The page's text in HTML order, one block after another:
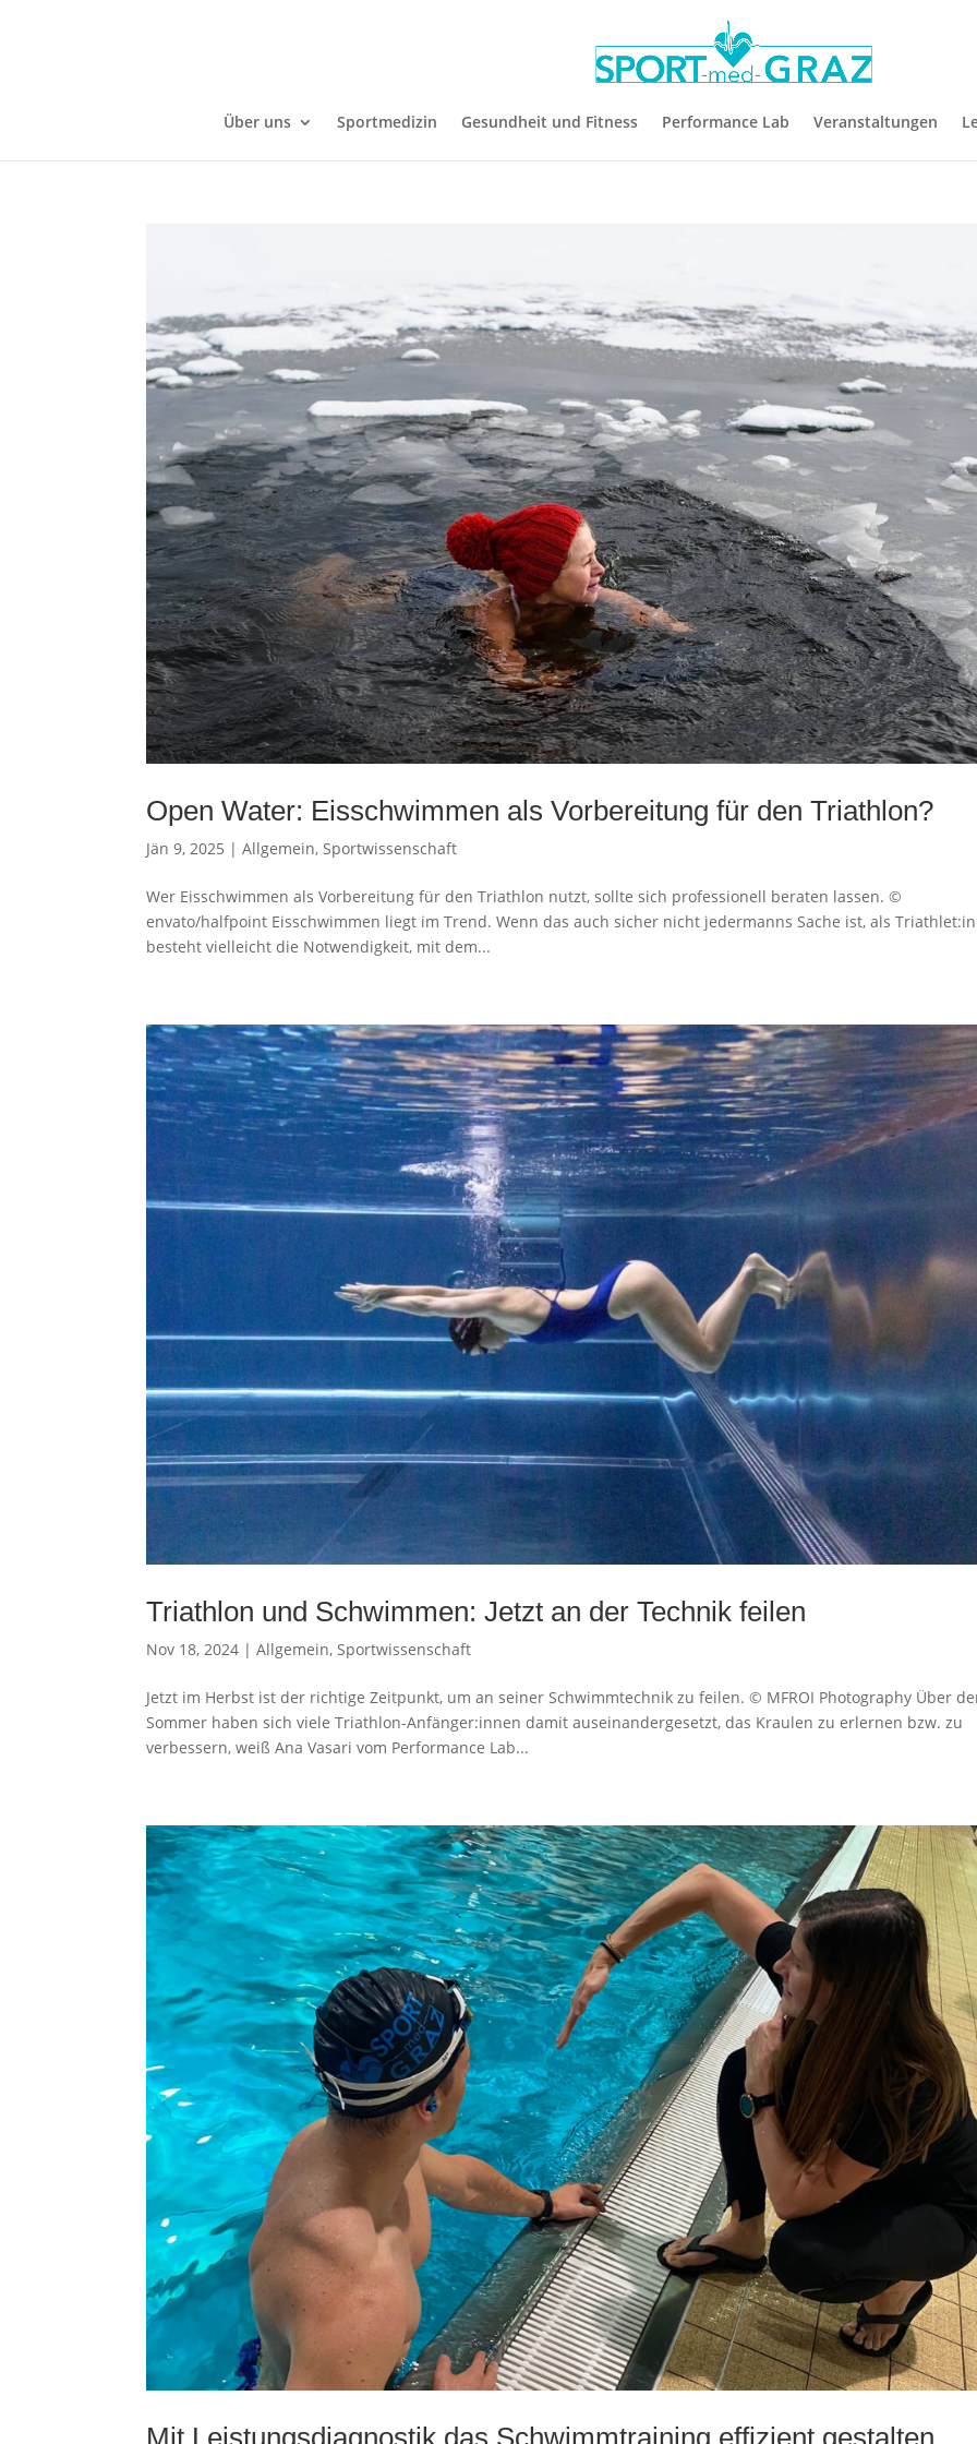
Über uns Sportmedizin Gesundheit und Fitness Performance Lab Veranstaltungen
Open Water: Eisschwimmen als Vorbereitung für den Triathlon?
Jän 9, 2025 |Allgemein, Sportwissenschaft
Wer Eisschwimmen als Vorbereitung für den Triathlon nutzt, sollte sich professionell beraten lassen. ©
envato/halfpoint Eisschwimmen liegt im Trend. Wenn das auch sicher nicht jedermanns Sache ist, als Triathlet:in
besteht vielleicht die Notwendigkeit, mit dem...
Triathlon und Schwimmen: Jetzt an der Technik feilen
Nov 18, 2024 |Allgemein, Sportwissenschaft
Jetzt im Herbst ist der richtige Zeitpunkt, um an seiner Schwimmtechnik zu feilen. © MFROI Photography Über
Sommer haben sich viele Triathlon-Anfänger:innen damit auseinandergesetzt, das Kraulen zu erlernen bzw. zu
verbessern, weiß Ana Vasari vom Performance Lab...